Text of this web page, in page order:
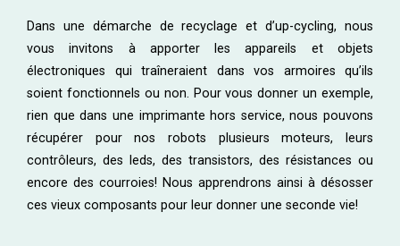
Dans une démarche de recyclage et d’up-cycling, nous
vous invitons à apporter les appareils et objets
électroniques qui traîneraient dans vos armoires qu’ils
soient fonctionnels ou non. Pour vous donner un exemple,
rien que dans une imprimante hors service, nous pouvons
récupérer pour nos robots plusieurs moteurs, leurs
contrôleurs, des leds, des transistors, des résistances ou
encore des courroies! Nous apprendrons ainsi à désosser
ces vieux composants pour leur donner une seconde vie!